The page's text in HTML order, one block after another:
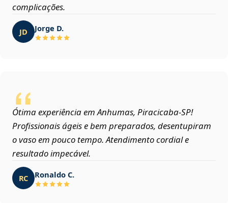
complicações.
JD Jorge D.
Ótima experiência em Anhumas, Piracicaba‑SP!
Profissionais ágeis e bem preparados, desentupiram
o vaso em pouco tempo. Atendimento cordial e
resultado impecável.
RC Ronaldo C.